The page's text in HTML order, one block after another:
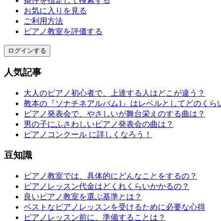
お気に入りを見る
ご利用方法
ピアノ教室を評価する
ログインする
人気記事
大人のピアノ初心者で、上達する人はどこが違う？
教本の『ソナチネアルバム1』はレベルとしてどのくら
ピアノ発表会で、やさしいが舞台栄えのする曲は？
男の子にふさわしいピアノ発表会の曲は？
ピアノコンクール に詳しくなろう！
豆知識
ピアノ教室では、具体的にどんなことをするの？
ピアノレッスン代金はどくれくらいかかるの？
良いピアノ教室を選ぶ基準とは？
ベストなピアノレッスンを受けるために必要な心得
ピアノレッスン前に、準備することは？